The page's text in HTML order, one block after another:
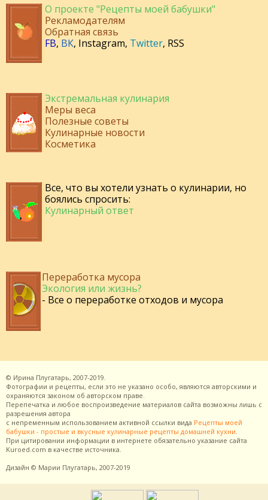
О проекте "Рецепты моей бабушки"
Рекламодателям
Обратная связь
FB, ВК, Instagram, Twitter, RSS
Экстремальная кулинария
Меры веса
Полезные советы
Кулинарные новости
Косметика
Все, что вы хотели узнать о кулинарии, но
боялись спросить:
Кулинарный ответ
Переработка мусора
Экология или жизнь?
- Все о переработке отходов и мусора
© Ирина Плугатарь, 2007-2019.
Фотографии и рецепты, если это не указано особо, являются авторскими и
охраняются законом об авторском праве.
Перепечатка и любое воспроизведение материалов сайта возможны лишь с
разрешения автора
с непременным использованием активной ссылки вида Рецепты моей
бабушки - простые и вкусные кулинарные рецепты домашней кухни
При цитировании информации в интернете обязательно указание сайта
Kuroed.com в качестве источника.
Дизайн © Марии Плугатарь, 2007-2019